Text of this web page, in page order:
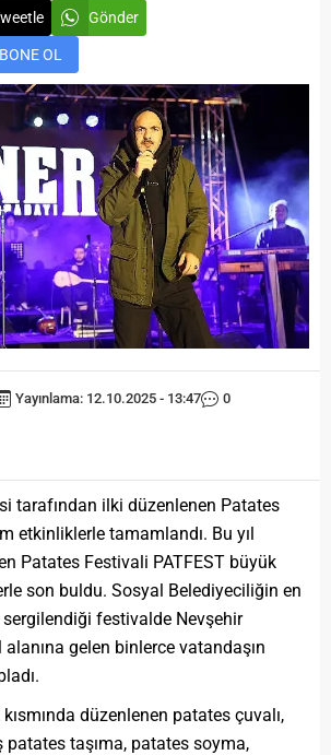
Gönder
OL
Yayınlama: 12.10.2025 - 13:47 0
tarafından ilki düzenlenen Patates
etkinliklerle tamamlandı. Bu yıl
Patates Festivali PATFEST büyük
son buldu. Sosyal Belediyeciliğin en
festivalde Nevşehir
gelen binlerce vatandaşın
düzenlenen patates çuvalı,
patates taşıma, patates soyma,